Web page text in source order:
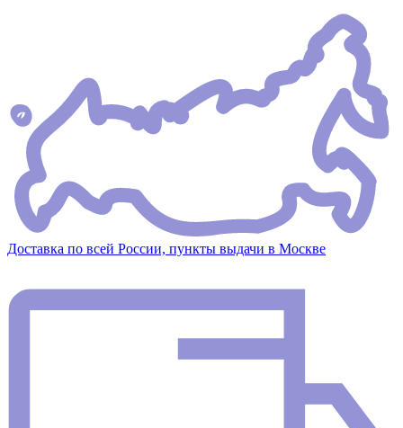
Доставка по всей России, пункты выдачи в Москве